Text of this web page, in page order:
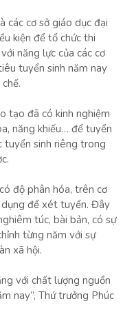
các cơ sở giáo dục đại
kiện để tổ chức thi
năng lực của các cơ
tuyển sinh năm nay
tạo đã có kinh nghiệm
năng khiếu… để tuyển
tuyển sinh riêng trong
độ phân hóa, trên cơ
dụng để xét tuyển. Đây
túc, bài bản, có sự
từng năm với sự
xã hội.
với chất lượng nguồn
nay”, Thứ trưởng Phúc